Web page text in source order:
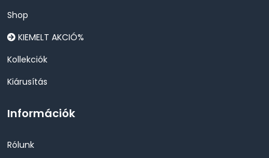
Shop
KIEMELT AKCIÓ%
Kollekciók
Kiárusítás
Információk
Rólunk